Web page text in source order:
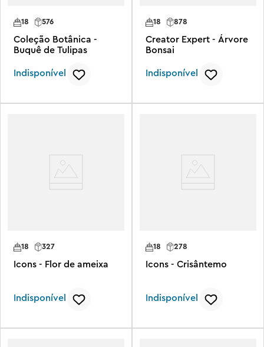
18 576
Coleção Botânica -
Buquê de Tulipas
Indisponível
18 878
Creator Expert - Árvore
Bonsai
Indisponível
18 327
Icons - Flor de ameixa
Indisponível
18 278
Icons - Crisântemo
Indisponível